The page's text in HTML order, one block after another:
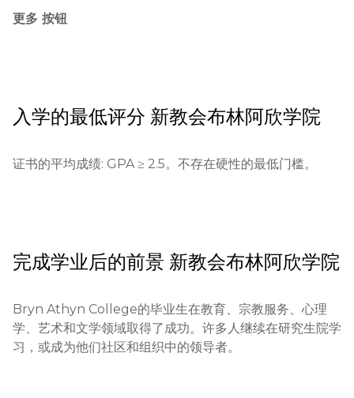
学生）
研究生: GRE或其他专业测试（如有需要），TOEFL /
通过学院网站在线申请。申请费用: $0–$50。
所需文件:
填写在线申请表
官方成绩单
推荐信（1–2封）
更多 按钮
入学的最低评分 新教会布林阿欣学院
证书的平均成绩: GPA ≥ 2.5。不存在硬性的最低门槛。
完成学业后的前景 新教会布林阿欣学院
Bryn Athyn College的毕业生在教育、宗教服务、心理
学、艺术和文学领域取得了成功。许多人继续在研究生院学
习，或成为他们社区和组织中的领导者。